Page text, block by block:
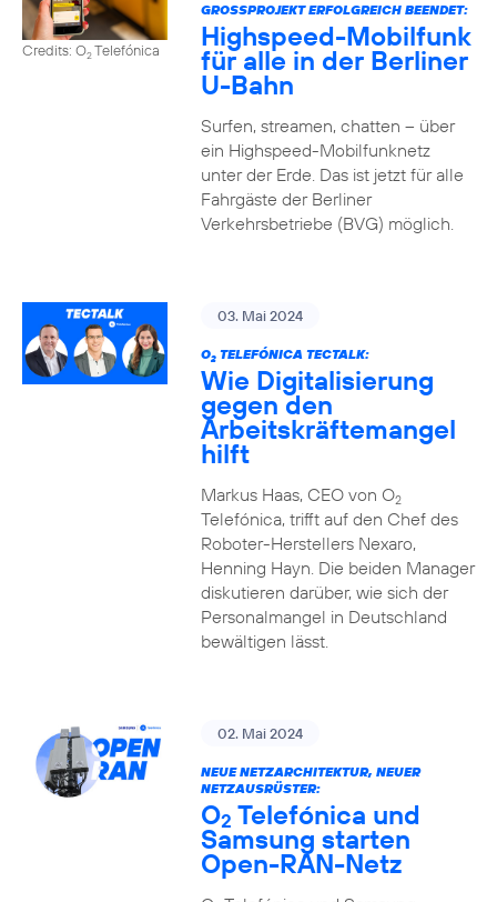
Credits: O2Telefónica
GROSSPROJEKT ERFOLGREICH BEENDET:
Highspeed-Mobilfunk
für alle in der Berliner
U-Bahn
Surfen, streamen, chatten – über
ein Highspeed-Mobilfunknetz
unter der Erde. Das ist jetzt für alle
Fahrgäste der Berliner
Verkehrsbetriebe (BVG) möglich.
03. Mai 2024
O2TELEFÓNICA TECTALK:
Wie Digitalisierung
gegen den
Arbeitskräftemangel
hilft
Markus Haas, CEO von O2
Telefónica, trifft auf den Chef des
Roboter-Herstellers Nexaro,
Henning Hayn. Die beiden Manager
diskutieren darüber, wie sich der
Personalmangel in Deutschland
bewältigen lässt.
02. Mai 2024
NEUE NETZARCHITEKTUR, NEUER
NETZAUSRÜSTER:
O2 Telefónica und
Samsung starten
Open-RAN-Netz